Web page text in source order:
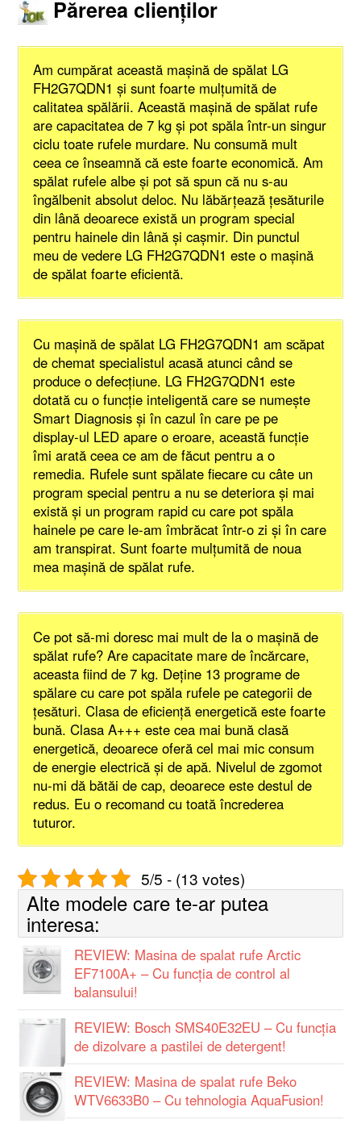
Părerea clienţilor
Am cumpărat această maşină de spălat LG
FH2G7QDN1 şi sunt foarte mulţumită de
calitatea spălării. Această maşină de spălat rufe
are capacitatea de 7 kg şi pot spăla într-un singur
ciclu toate rufele murdare. Nu consumă mult
ceea ce înseamnă că este foarte economică. Am
spălat rufele albe şi pot să spun că nu s-au
îngălbenit absolut deloc. Nu lăbărţează ţesăturile
din lână deoarece există un program special
pentru hainele din lână şi caşmir. Din punctul
meu de vedere LG FH2G7QDN1 este o maşină
de spălat foarte eficientă.
Cu maşină de spălat LG FH2G7QDN1 am scăpat
de chemat specialistul acasă atunci când se
produce o defecţiune. LG FH2G7QDN1 este
dotată cu o funcţie inteligentă care se numeşte
Smart Diagnosis şi în cazul în care pe pe
display-ul LED apare o eroare, această funcţie
îmi arată ceea ce am de făcut pentru a o
remedia. Rufele sunt spălate fiecare cu câte un
program special pentru a nu se deteriora şi mai
există şi un program rapid cu care pot spăla
hainele pe care le-am îmbrăcat într-o zi şi în care
am transpirat. Sunt foarte mulţumită de noua
mea maşină de spălat rufe.
Ce pot să-mi doresc mai mult de la o maşină de
spălat rufe? Are capacitate mare de încărcare,
aceasta fiind de 7 kg. Deţine 13 programe de
spălare cu care pot spăla rufele pe categorii de
ţesături. Clasa de eficienţă energetică este foarte
bună. Clasa A+++ este cea mai bună clasă
energetică, deoarece oferă cel mai mic consum
de energie electrică şi de apă. Nivelul de zgomot
nu-mi dă bătăi de cap, deoarece este destul de
redus. Eu o recomand cu toată încrederea
tuturor.
5/5 - (13 votes)
Alte modele care te-ar putea
interesa:
REVIEW: Masina de spalat rufe Arctic
EF7100A+ – Cu funcția de control al
balansului!
REVIEW: Bosch SMS40E32EU – Cu funcţia
de dizolvare a pastilei de detergent!
REVIEW: Masina de spalat rufe Beko
WTV6633B0 – Cu tehnologia AquaFusion!